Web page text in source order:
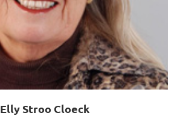
Elly Stroo Cloeck